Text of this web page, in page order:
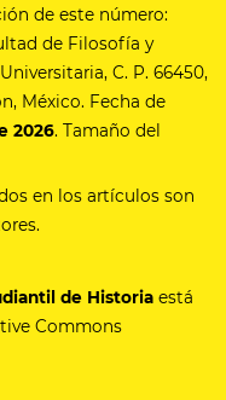
de este número:
de Filosofía y
C. P. 66450,
México. Fecha de
2026. Tamaño del
en los artículos son
de Historia está
Commons